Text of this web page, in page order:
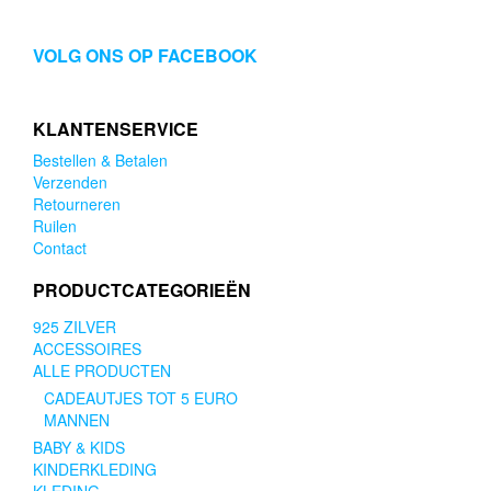
VOLG ONS OP FACEBOOK
KLANTENSERVICE
Bestellen & Betalen
Verzenden
Retourneren
Ruilen
Contact
PRODUCTCATEGORIEËN
925 ZILVER
ACCESSOIRES
ALLE PRODUCTEN
CADEAUTJES TOT 5 EURO
MANNEN
BABY & KIDS
KINDERKLEDING